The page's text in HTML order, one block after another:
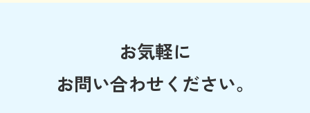
お気軽に
お問い合わせください。